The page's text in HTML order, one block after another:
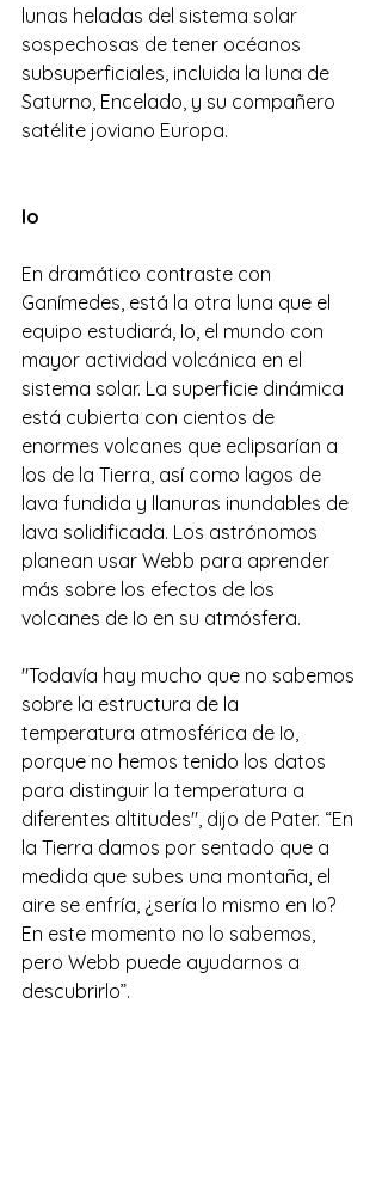
lunas heladas del sistema solar
sospechosas de tener océanos
subsuperficiales, incluida la luna de
Saturno, Encelado, y su compañero
satélite joviano Europa.
Io
En dramático contraste con
Ganímedes, está la otra luna que el
equipo estudiará, Io, el mundo con
mayor actividad volcánica en el
sistema solar. La superficie dinámica
está cubierta con cientos de
enormes volcanes que eclipsarían a
los de la Tierra, así como lagos de
lava fundida y llanuras inundables de
lava solidificada. Los astrónomos
planean usar Webb para aprender
más sobre los efectos de los
volcanes de Io en su atmósfera.
"Todavía hay mucho que no sabemos
sobre la estructura de la
temperatura atmosférica de Io,
porque no hemos tenido los datos
para distinguir la temperatura a
diferentes altitudes", dijo de Pater. “En
la Tierra damos por sentado que a
medida que subes una montaña, el
aire se enfría, ¿sería lo mismo en Io?
En este momento no lo sabemos,
pero Webb puede ayudarnos a
descubrirlo”.